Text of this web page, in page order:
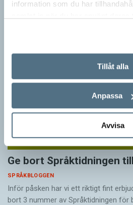
information som du har
Tillåt alla
Anpassa
Avvisa
Ge bort Språktidningen
SPRÅKBLOGGEN
Inför påsken har vi ett riktigt fint
bort 3 nummer av Språktidningen för